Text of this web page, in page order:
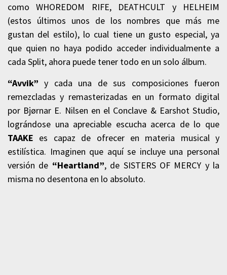
como WHOREDOM RIFE, DEATHCULT y HELHEIM
(estos últimos unos de los nombres que más me
gustan del estilo), lo cual tiene un gusto especial, ya
que quien no haya podido acceder individualmente a
cada Split, ahora puede tener todo en un solo álbum.
“Avvik” y cada una de sus composiciones fueron
remezcladas y remasterizadas en un formato digital
por Bjørnar E. Nilsen en el Conclave & Earshot Studio,
lográndose una apreciable escucha acerca de lo que
TAAKE es capaz de ofrecer en materia musical y
estilística. Imaginen que aquí se incluye una personal
versión de “Heartland”, de SISTERS OF MERCY y la
misma no desentona en lo absoluto.